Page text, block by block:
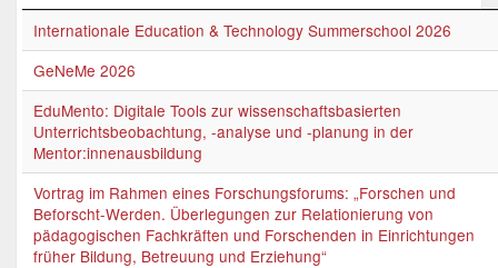
Internationale Education & Technology Summerschool 2026
GeNeMe 2026
EduMento: Digitale Tools zur wissenschaftsbasierten
Unterrichtsbeobachtung, -analyse und -planung in der
Mentor:innenausbildung
Vortrag im Rahmen eines Forschungsforums: „Forschen und
Beforscht-Werden. Überlegungen zur Relationierung von
pädagogischen Fachkräften und Forschenden in Einrichtungen
früher Bildung, Betreuung und Erziehung“